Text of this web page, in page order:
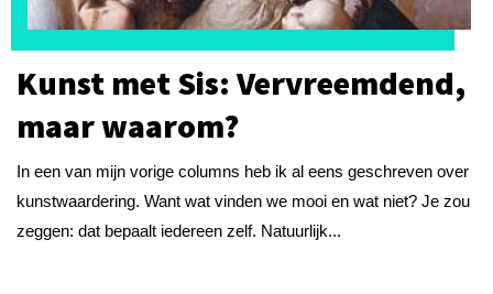
Kunst met Sis: Vervreemdend,
maar waarom?
In een van mijn vorige columns heb ik al eens geschreven over
kunstwaardering. Want wat vinden we mooi en wat niet? Je zou
zeggen: dat bepaalt iedereen zelf. Natuurlijk...